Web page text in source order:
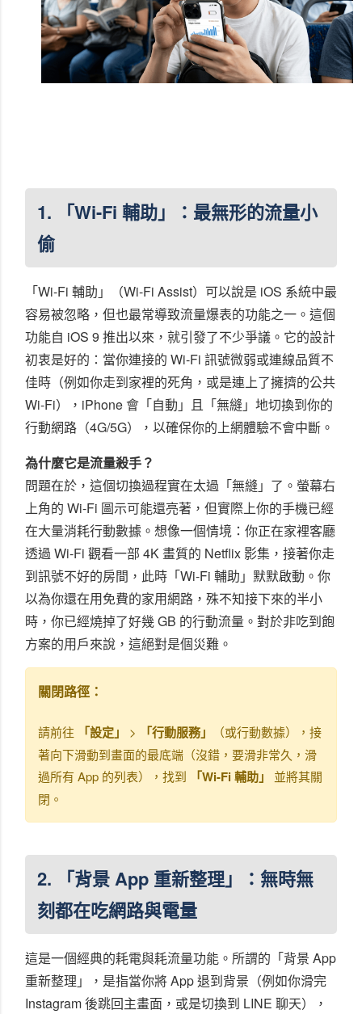
1. 「Wi-Fi 輔助」：最無形的流量小
偷
「Wi-Fi 輔助」（Wi-Fi Assist）可以說是 iOS 系統中最
容易被忽略，但也最常導致流量爆表的功能之一。這個
功能自 iOS 9 推出以來，就引發了不少爭議。它的設計
初衷是好的：當你連接的 Wi-Fi 訊號微弱或連線品質不
佳時（例如你走到家裡的死角，或是連上了擁擠的公共
Wi-Fi），iPhone 會「自動」且「無縫」地切換到你的
行動網路（4G/5G），以確保你的上網體驗不會中斷。
為什麼它是流量殺手？
問題在於，這個切換過程實在太過「無縫」了。螢幕右
上角的 Wi-Fi 圖示可能還亮著，但實際上你的手機已經
在大量消耗行動數據。想像一個情境：你正在家裡客廳
透過 Wi-Fi 觀看一部 4K 畫質的 Netflix 影集，接著你走
到訊號不好的房間，此時「Wi-Fi 輔助」默默啟動。你
以為你還在用免費的家用網路，殊不知接下來的半小
時，你已經燒掉了好幾 GB 的行動流量。對於非吃到飽
方案的用戶來說，這絕對是個災難。
關閉路徑：
請前往 「設定」 > 「行動服務」
（或行動數據），接
著向下滑動到畫面的最底端（沒錯，要滑非常久，滑
過所有 App 的列表），找到
「Wi-Fi 輔助」
並將其關
閉。
2. 「背景 App 重新整理」：無時無
刻都在吃網路與電量
這是一個經典的耗電與耗流量功能。所謂的「背景 App
重新整理」，是指當你將 App 退到背景（例如你滑完
Instagram 後跳回主畫面，或是切換到 LINE 聊天），